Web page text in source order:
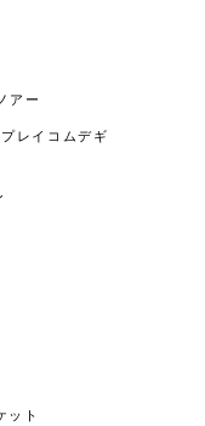
アー
レイコムデギ
ット